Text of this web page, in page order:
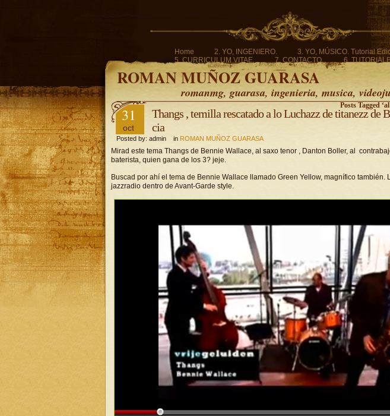
Home 2. YO, INGENIERO. 3. YO, MÚSICO. Tutorial
5. CURRICULUM VITAE.
7. CONTACTO. 6.
ROMAN MUÑOZ GUARASA
romanmg, guarasa, ingenieria, musica,
Posts Tagged
31
oct
Thangs , temilla rescatado a lo Luchazz de titanezz de
cia
Posted by: admin in ROMAN MUÑOZ GUARASA
Mirad este tema Thangs de Bennie Wallace, al saxo tenor , Danton Boller, al
baterista, quien gana de los 3? jeje.
Buscad por ahí el tema de Bennie Wallace llamado Green Yellow, magnífico también.
jazzradio dentro de Avant-Garde style.